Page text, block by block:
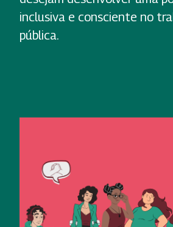
inclusiva e consciente no
pública.